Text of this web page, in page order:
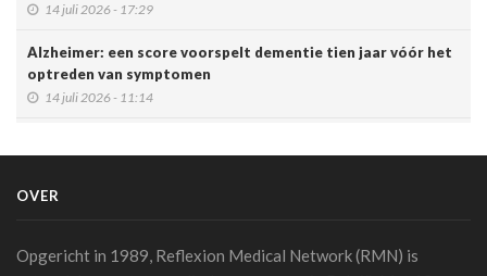
14 juli 2026 - 17:29
Alzheimer: een score voorspelt dementie tien jaar vóór het
optreden van symptomen
14 juli 2026 - 11:14
informatie anders verwerken
OVER
Opgericht in 1989, Reflexion Medical Network (RMN) is